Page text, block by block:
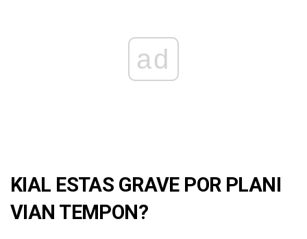
ad
KIAL ESTAS GRAVE POR PLANI
VIAN TEMPON?